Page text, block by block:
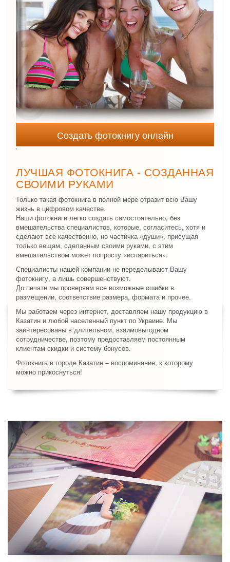
Создать фотокнигу онлайн
`
ЛУЧШАЯ ФОТОКНИГА - СОЗДАННАЯ
СВОИМИ РУКАМИ
Только такая фотокнига в полной мере отразит всю Вашу
жизнь в цифровом качестве.
Наши фотокниги легко создать самостоятельно, без
вмешательства специалистов, которые, согласитесь, хотя и
сделают все качественно, но частичка «души», присущая
только вещам, сделанным своими руками, с этим
вмешательством может попросту «испариться».
Специалисты нашей компании не переделывают Вашу
фотокнигу, а лишь совершенствуют.
До печати мы проверяем все возможные ошибки в
размещении, соответствие размера, формата и прочее.
Мы работаем через интернет, доставляем нашу продукцию в
Казатин и любой населенный пункт по Украине. Мы
заинтересованы в длительном, взаимовыгодном
сотрудничестве, поэтому предоставляем постоянным
клиентам скидки и систему бонусов.
Фотокнига в городе Казатин – воспоминание, к которому
можно прикоснуться!